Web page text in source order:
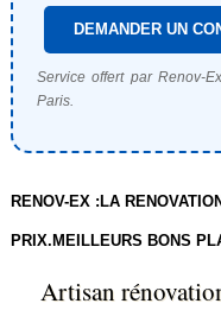
DEMANDER UN
Service offert par Renov-
Paris.
RENOV-EX :LA
PRIX.MEILLEURS BONS
Artisan